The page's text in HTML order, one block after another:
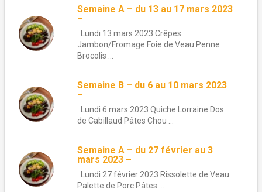
Semaine A – du 13 au 17 mars 2023
–
Lundi 13 mars 2023 Crêpes
Jambon/Fromage Foie de Veau Penne
Brocolis ...
Semaine B – du 6 au 10 mars 2023
–
Lundi 6 mars 2023 Quiche Lorraine Dos
de Cabillaud Pâtes Chou ...
Semaine A – du 27 février au 3
mars 2023 –
Lundi 27 février 2023 Rissolette de Veau
Palette de Porc Pâtes ...